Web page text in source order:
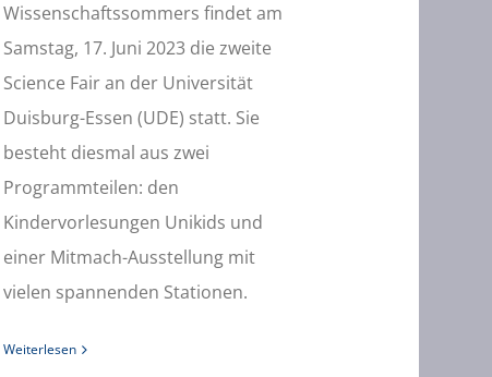
Wissenschaftssommers findet am
Samstag, 17. Juni 2023 die zweite
Science Fair an der Universität
Duisburg-Essen (UDE) statt. Sie
besteht diesmal aus zwei
Programmteilen: den
Kindervorlesungen Unikids und
einer Mitmach-Ausstellung mit
vielen spannenden Stationen.
Weiterlesen